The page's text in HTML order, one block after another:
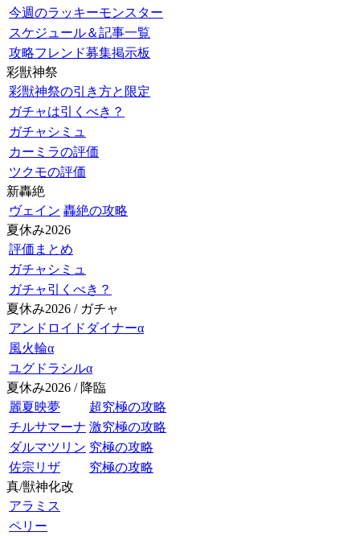
今週のラッキーモンスター
スケジュール＆記事一覧
攻略フレンド募集掲示板
彩獣神祭
彩獣神祭の引き方と限定
ガチャは引くべき？
ガチャシミュ
カーミラの評価
ツクモの評価
新轟絶
ヴェイン 轟絶の攻略
夏休み2026
評価まとめ
ガチャシミュ
ガチャ引くべき？
夏休み2026 / ガチャ
アンドロイドダイナーα
風火輪α
ユグドラシルα
夏休み2026 / 降臨
麗夏映夢
超究極の攻略
チルサマーナ 激究極の攻略
ダルマツリン 究極の攻略
佐宗リザ
究極の攻略
真/獣神化改
アラミス
ペリー